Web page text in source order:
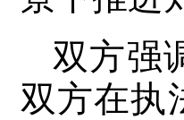
双方强
双方在执